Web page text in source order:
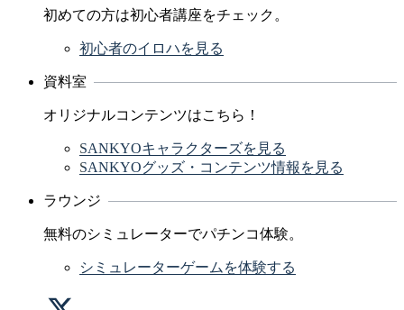
初めての方は初心者講座をチェック。
初心者のイロハを見る
資料室
オリジナルコンテンツはこちら！
SANKYOキャラクターズを見る
SANKYOグッズ・コンテンツ情報を見る
ラウンジ
無料のシミュレーターでパチンコ体験。
シミュレーターゲームを体験する